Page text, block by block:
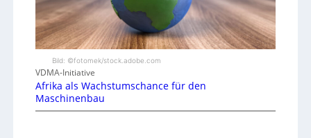
Bild: ©fotomek/stock.adobe.com
VDMA-Initiative
Afrika als Wachstumschance für den
Maschinenbau